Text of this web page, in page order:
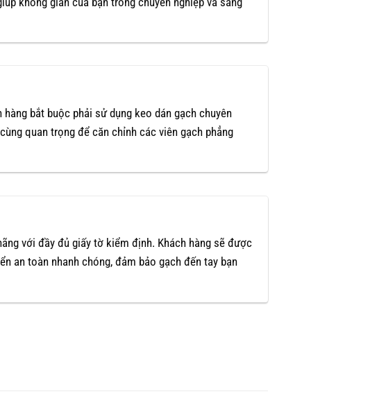
bắt buộc phải sử dụng keo dán gạch chuyên
quan trọng để căn chỉnh các viên gạch phẳng
với đầy đủ giấy tờ kiểm định. Khách hàng sẽ được
an toàn nhanh chóng, đảm bảo gạch đến tay bạn